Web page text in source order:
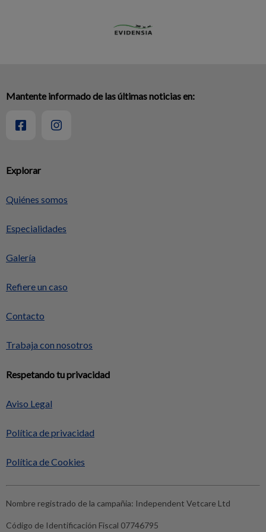
Explorar
Quiénes somos
Especialidades
Galería
Refiere un caso
Contacto
Trabaja con nosotros
Respetando tu privacidad
Aviso Legal
Política de privacidad
Política de Cookies
Mantente informado de las últimas noticias en:
Nombre registrado de la campañia: Independent Vetcare Ltd
Código de Identificación Fiscal 07746795